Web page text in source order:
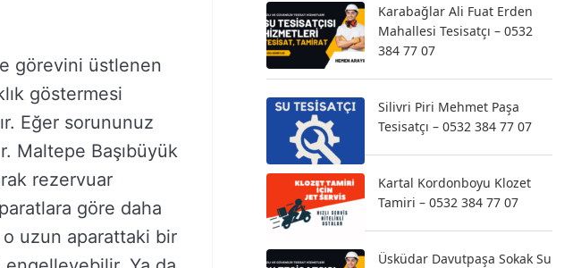
görevini üstlenen
göstermesi
Eğer sorununuz
Maltepe Başıbüyük
rezervuar
göre daha
o uzun aparattaki bir
Karabağlar Ali Fuat Erden
Mahallesi Tesisatçı – 0532
384 77 07
Silivri Piri Mehmet Paşa
Tesisatçı – 0532 384 77 07
Kartal Kordonboyu Klozet
Tamiri – 0532 384 77 07
Üsküdar Davutpaşa Sokak Su